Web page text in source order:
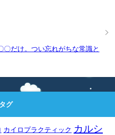
だけ。つい忘れがちな常識と
タグ
カイロプラクティック カルシ